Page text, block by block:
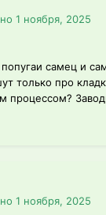
1 ноября, 2025
самец и
только про
процессом?
1 ноября, 2025